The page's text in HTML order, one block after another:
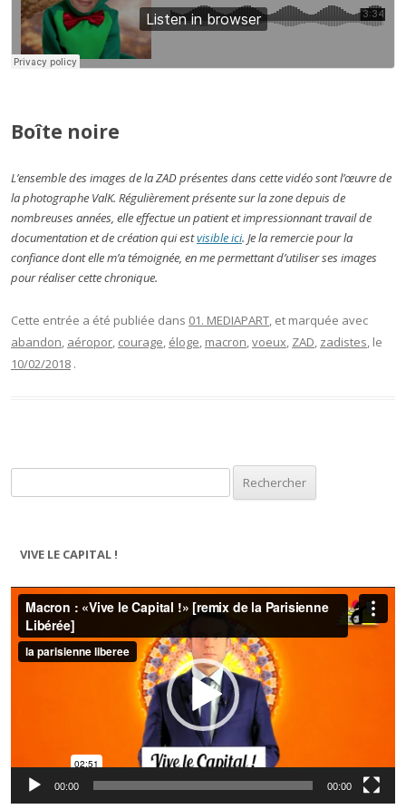
Boîte noire
L’ensemble des images de la ZAD présentes dans cette vidéo sont l’œuvre de
la photographe ValK. Régulièrement présente sur la zone depuis de
nombreuses années, elle effectue un patient et impressionnant travail de
documentation et de création qui estvisible ici. Je la remercie pour la
confiance dont elle m’a témoignée, en me permettant d’utiliser ses images
pour réaliser cette chronique.
Cette entrée a été publiée dans 01. MEDIAPART, et marquée avec
abandon, aéropor, courage, éloge, macron,voeux, ZAD, zadistes, le
10/02/2018 .
VIVE LE CAPITAL !
Lecteur
vidéo
00:00 00:00